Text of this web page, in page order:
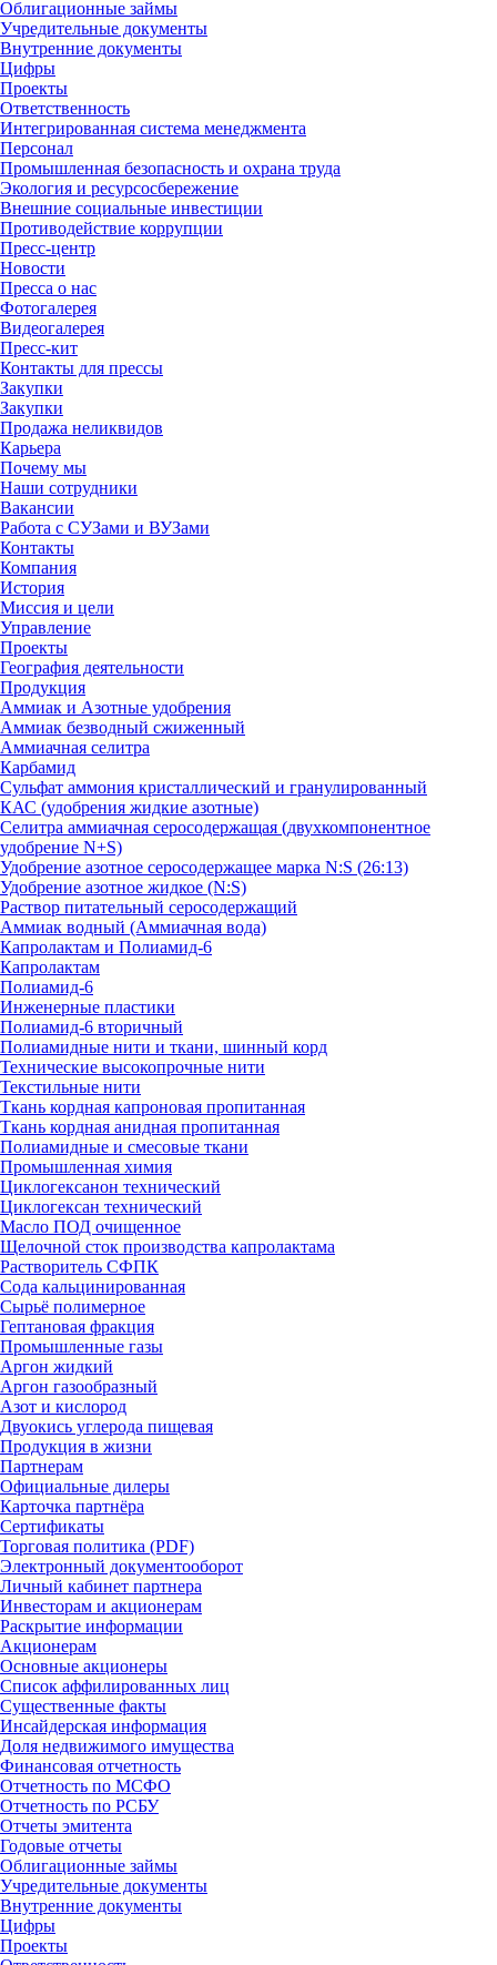
Облигационные займы
Учредительные документы
Внутренние документы
Цифры
Проекты
Ответственность
Интегрированная система менеджмента
Персонал
Промышленная безопасность и охрана труда
Экология и ресурсосбережение
Внешние социальные инвестиции
Противодействие коррупции
Пресс-центр
Новости
Пресса о нас
Фотогалерея
Видеогалерея
Пресс-кит
Контакты для прессы
Закупки
Закупки
Продажа неликвидов
Карьера
Почему мы
Наши сотрудники
Вакансии
Работа с СУЗами и ВУЗами
Контакты
Компания
История
Миссия и цели
Управление
Проекты
География деятельности
Продукция
Аммиак и Азотные удобрения
Аммиак безводный сжиженный
Аммиачная селитра
Карбамид
Сульфат аммония кристаллический и гранулированный
КАС (удобрения жидкие азотные)
Селитра аммиачная серосодержащая (двухкомпонентное
удобрение N+S)
Удобрение азотное серосодержащее марка N:S (26:13)
Удобрение азотное жидкое (N:S)
Раствор питательный серосодержащий
Аммиак водный (Аммиачная вода)
Капролактам и Полиамид-6
Капролактам
Полиамид-6
Инженерные пластики
Полиамид-6 вторичный
Полиамидные нити и ткани, шинный корд
Технические высокопрочные нити
Текстильные нити
Ткань кордная капроновая пропитанная
Ткань кордная анидная пропитанная
Полиамидные и смесовые ткани
Промышленная химия
Циклогексанон технический
Циклогексан технический
Масло ПОД очищенное
Щелочной сток производства капролактама
Растворитель СФПК
Сода кальцинированная
Сырьё полимерное
Гептановая фракция
Промышленные газы
Аргон жидкий
Аргон газообразный
Азот и кислород
Двуокись углерода пищевая
Продукция в жизни
Партнерам
Официальные дилеры
Карточка партнёра
Сертификаты
Торговая политика (PDF)
Электронный документооборот
Личный кабинет партнера
Инвесторам и акционерам
Раскрытие информации
Акционерам
Основные акционеры
Список аффилированных лиц
Существенные факты
Инсайдерская информация
Доля недвижимого имущества
Финансовая отчетность
Отчетность по МСФО
Отчетность по РСБУ
Отчеты эмитента
Годовые отчеты
Облигационные займы
Учредительные документы
Внутренние документы
Цифры
Проекты